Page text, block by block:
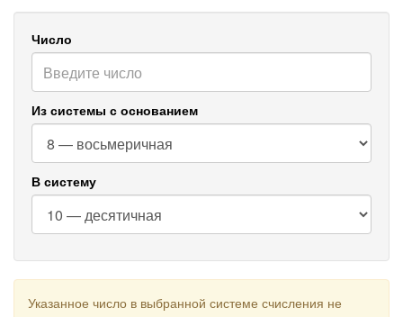
Число
Из системы с основанием
В систему
Указанное число в выбранной системе счисления не